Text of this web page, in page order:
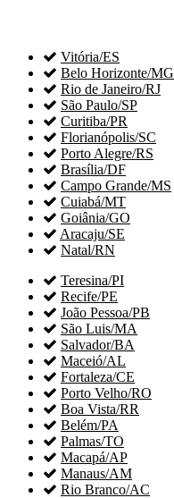
 Vitória/ES
 Belo Horizonte/MG
 Rio de Janeiro/RJ
 São Paulo/SP
 Curitiba/PR
 Florianópolis/SC
 Porto Alegre/RS
 Brasília/DF
 Campo Grande/MS
 Cuiabá/MT
 Goiânia/GO
 Aracaju/SE
 Natal/RN
 Teresina/PI
 Recife/PE
 João Pessoa/PB
 São Luis/MA
 Salvador/BA
 Maceió/AL
 Fortaleza/CE
 Porto Velho/RO
 Boa Vista/RR
 Belém/PA
 Palmas/TO
 Macapá/AP
 Manaus/AM
 Rio Branco/AC